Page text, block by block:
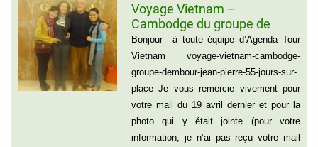
Voyage Vietnam –
Cambodge du groupe de
madame et Monsieur
DEMBOUR JEAN-PIERRE (55
jours sur place)
Bonjour à toute équipe d’Agenda Tour
Vietnam voyage-vietnam-cambodge-
groupe-dembour-jean-pierre-55-jours-sur-
place Je vous remercie vivement pour
votre mail du 19 avril dernier et pour la
photo qui y était jointe (pour votre
information, je n’ai pas reçu votre mail